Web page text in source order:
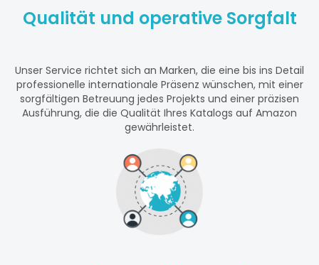
Qualität und operative Sorgfalt
Unser Service richtet sich an Marken, die eine bis ins Detail
professionelle internationale Präsenz wünschen, mit einer
sorgfältigen Betreuung jedes Projekts und einer präzisen
Ausführung, die die Qualität Ihres Katalogs auf Amazon
gewährleistet.